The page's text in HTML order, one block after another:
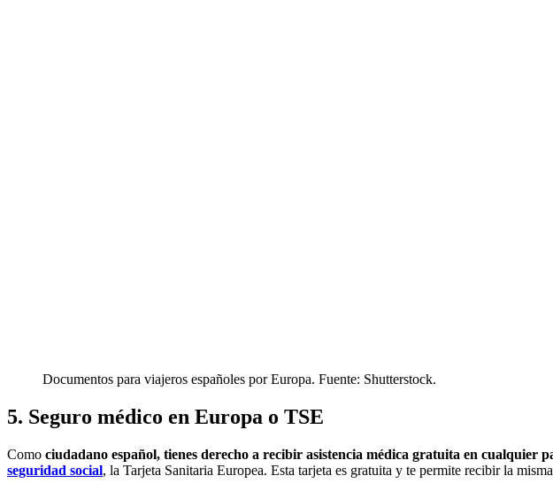
Documentos para viajeros españoles por Europa. Fuente: Shutterstock.
5. Seguro médico en Europa o TSE
Como ciudadano español, tienes derecho a recibir asistencia médica gratuita en cualquier
seguridad social, la Tarjeta Sanitaria Europea. Esta tarjeta es gratuita y te permite recibir la